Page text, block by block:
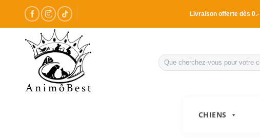
contenu
Livraison offerte dès 0.-
Recherche
pour :
CHIENS